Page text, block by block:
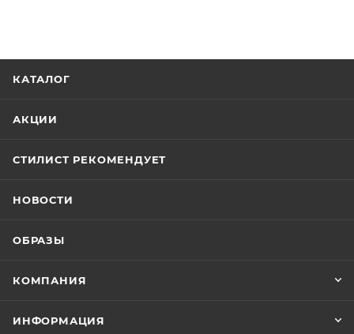
КАТАЛОГ
АКЦИИ
СТИЛИСТ РЕКОМЕНДУЕТ
НОВОСТИ
ОБРАЗЫ
КОМПАНИЯ
ИНФОРМАЦИЯ